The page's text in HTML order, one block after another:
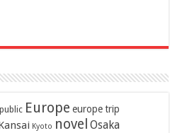
Europe europe trip
Kyoto novel Osaka